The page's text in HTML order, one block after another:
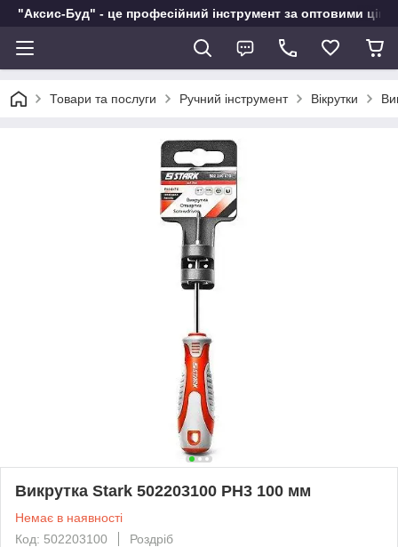
"Аксис-Буд" - це професійний інструмент за оптовими
Товари та послуги Ручний інструмент Вікрутки
Викрутка Stark 502203100 PH3 100 мм
Немає в наявності
Код: 502203100
Роздріб